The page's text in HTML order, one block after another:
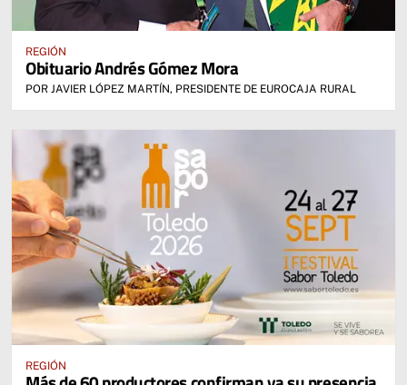
REGIÓN
Obituario Andrés Gómez Mora
POR JAVIER LÓPEZ MARTÍN, PRESIDENTE DE EUROCAJA RURAL
REGIÓN